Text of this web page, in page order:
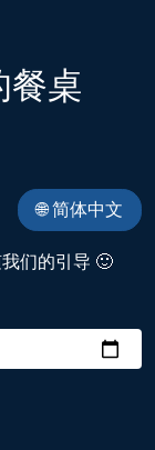
餐桌
🌐 简体中文
们的引导 🙂